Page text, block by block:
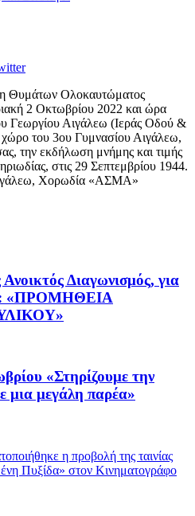
Θυμάτων Ολοκαυτώματος
2 Οκτωβρίου 2022 και ώρα
Γεωργίου Αιγάλεω (Ιεράς Οδού &
του 3ου Γυμνασίου Αιγάλεω,
την εκδήλωση μνήμης και τιμής
στις 29 Σεπτεμβρίου 1944.
Χορωδία «ΑΣΜΑ»
Διαγωνισμός, για
«ΠΡΟΜΗΘΕΙΑ
«Στηρίζουμε την
μια μεγάλη παρέα»